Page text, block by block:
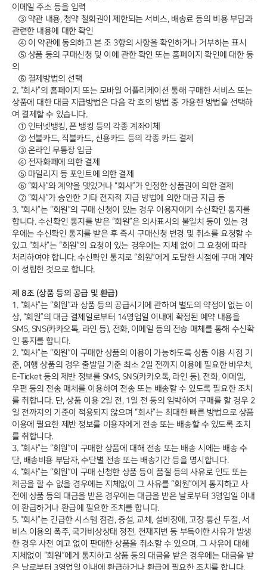
이메일 주소 등을 입력
③ 약관 내용, 청약 철회권이 제한되는 서비스, 배송료 등의 비용 부담과
관련한 내용에 대한 확인
④ 이 약관에 동의하고 본 조 3항의 사항을 확인하거나 거부하는 표시
⑤ 상품 등의 구매신청 및 이에 관한 확인 또는 홈페이지 확인에 대한 동
의
⑥ 결제방법의 선택
2. “회사”의 홈페이지 또는 모바일 어플리케이션 통해 구매한 서비스 또는
상품에 대한 대금 지급방법은 다음 각 호의 방법 중 가용한 방법을 선택하
여 결제할 수 있습니다.
① 인터넷뱅킹, 폰 뱅킹 등의 각종 계좌이체
② 선불카드, 직불카드, 신용카드 등의 각종 카드 결제
③ 온라인 무통장 입금
④ 전자화폐에 의한 결제
⑤ 마일리지 등 포인트에 의한 결제
⑥ “회사”와 계약을 맺었거나 “회사”가 인정한 상품권에 의한 결제
⑦ “회사”가 승인한 기타 전자적 지급 방법에 의한 대금 지급 등
3. “회사”는 “회원”의 구매 신청이 있는 경우 이용자에게 수신확인 통지를
합니다. 수신확인 통지를 받은 “회원”은 의사표시의 불일치 등이 있는 경
우에는 수신확인 통지를 받은 후 즉시 구매신청 변경 및 취소를 요청할 수
있고 “회사”는 “회원”의 요청이 있는 경우에는 지체 없이 그 요청에 따라
처리하여야 합니다. 수신확인 통지로 “회원”에게 도달한 시점에 구매 계약
이 성립한 것으로 합니다.
제 8조 (상품 등의 공급 및 환급)
1. “회사”는 “회원”과 상품 등의 공급시기에 관하여 별도의 약정이 없는 이
상, “회원”의 대금 결제일로부터 14영업일 이내에 확정된 예약 내용을
SMS, SNS(카카오톡, 라인 등), 전화, 이메일 등의 전송 매체를 통해 수신확
인 통지를 합니다.
2. “회사”는 “회원”이 구매한 상품의 이용이 가능하도록 상품 이용 시점 기
준, 여행 상품의 경우 출발일 기준 최소 2일 전까지 이용에 필요한 바우처,
E-Ticket 등의 제반 정보를 SMS, SNS(카카오톡, 라인 등), 전화, 이메일,
우편 등의 전송 매체를 이용하여 전송 또는 배송할 수 있도록 필요한 조치
를 취합니다. 단, 상품 이용 2일 전, 1일 전 등의 임박하여 구매를 할 경우 2
일 전까지의 기준이 적용되지 않으며 “회사”는 최대한 빠른 방법으로 상품
이용에 필요한 제반 정보를 이용자에게 전송 또는 배송할 수 있도록 조치
를 취합니다.
3. “회사”는 “회원”이 구매한 상품에 대해 전송 또는 배송 시에는 배송 수
단, 배송비용 부담자, 수단별 전송 또는 배송기간 등을 명시합니다.
4. “회사”는 “회원”이 구매 신청한 상품 등이 품절 등의 사유로 인도 또는
제공을 할 수 없을 경우에는 지체없이 그 사유를 “회원”에게 통지하고 사
전에 상품 등의 대금을 받은 경우에는 대금을 받은 날로부터 3영업일 이내
에 환급하거나 환급에 필요한 조치를 합니다.
5. “회사”는 긴급한 시스템 점검, 증설, 교체, 설비장애, 고장 통신 두절, 서
비스 이용의 폭주, 국가비상상태 정전, 천재지변 등 부득이한 사유가 발생
한 경우 사전 예고 없이 판매한 상품을 취소할 수 있으며, 그 사유에 대해
지체없이 “회원”에게 통지하고 상품 등의 대금을 받은 경우에는 대금을 받
은 날로부터 3영업일 이내에 환급하거나 환급에 필요한 조치를 합니다.